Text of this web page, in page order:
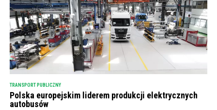
TRANSPORT PUBLICZNY
Polska europejskim liderem produkcji elektrycznych
autobusów